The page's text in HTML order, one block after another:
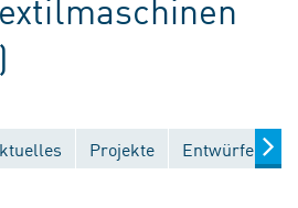
Projekte Entwürfe